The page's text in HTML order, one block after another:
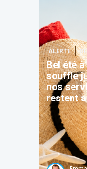
ALERTE
Bel été à
souffle
nos
restent